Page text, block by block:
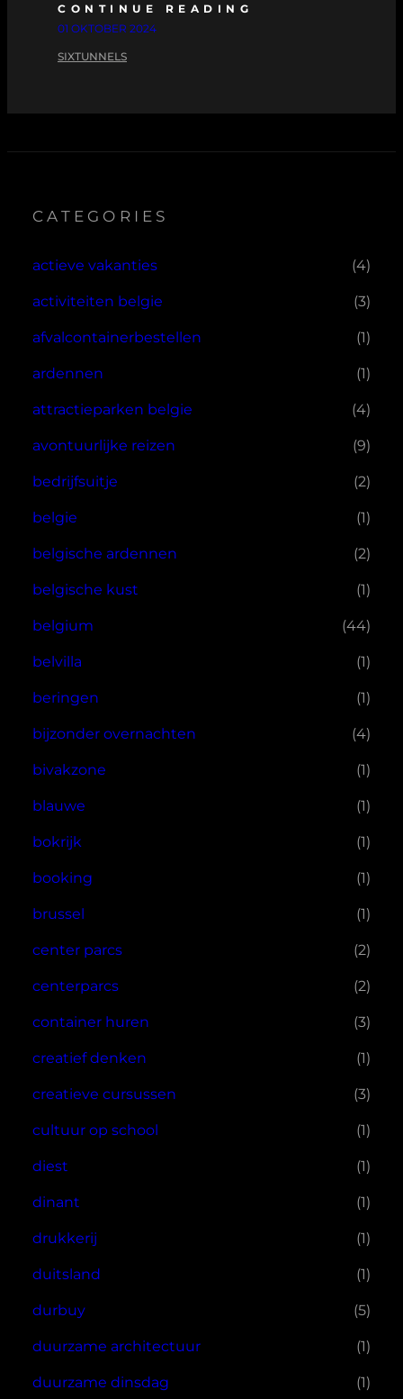
CONTINUE READING
01 OKTOBER 2024
SIXTUNNELS
CATEGORIES
actieve vakanties (4)
activiteiten belgie (3)
afvalcontainerbestellen (1)
ardennen (1)
attractieparken belgie (4)
avontuurlijke reizen (9)
bedrijfsuitje (2)
belgie (1)
belgische ardennen (2)
belgische kust (1)
belgium (44)
belvilla (1)
beringen (1)
bijzonder overnachten (4)
bivakzone (1)
blauwe (1)
bokrijk (1)
booking (1)
brussel (1)
center parcs (2)
centerparcs (2)
container huren (3)
creatief denken (1)
creatieve cursussen (3)
cultuur op school (1)
diest (1)
dinant (1)
drukkerij (1)
duitsland (1)
durbuy (5)
duurzame architectuur (1)
duurzame dinsdag (1)